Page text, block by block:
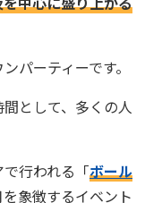
パーティーです。
として、多くの人
行われる「ボール
象徴するイベント